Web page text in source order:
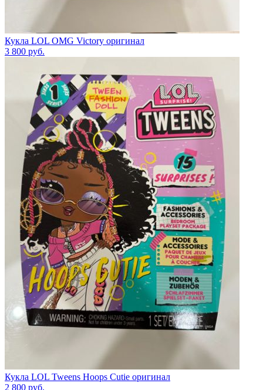
Кукла LOL OMG Victory оригинал
3 800 руб.
Кукла LOL Tweens Hoops Cutie оригинал
2 800 руб.